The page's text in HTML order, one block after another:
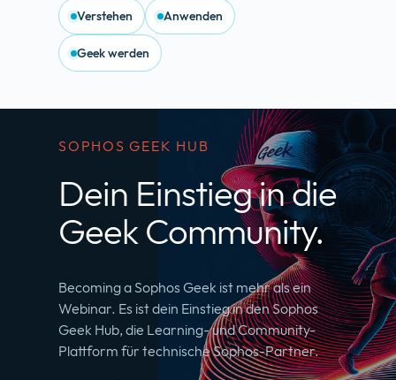
Verstehen Anwenden
Geek werden
SOPHOS GEEK HUB
Dein Einstieg in die
Geek Community.
Becoming a Sophos Geek ist mehr als ein
Webinar. Es ist dein Einstieg in den Sophos
Geek Hub, die Learning- und Community-
Plattform für technische Sophos-Partner.